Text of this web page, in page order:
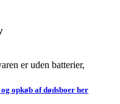
er uden batterier,
opkøb af dødsboer her